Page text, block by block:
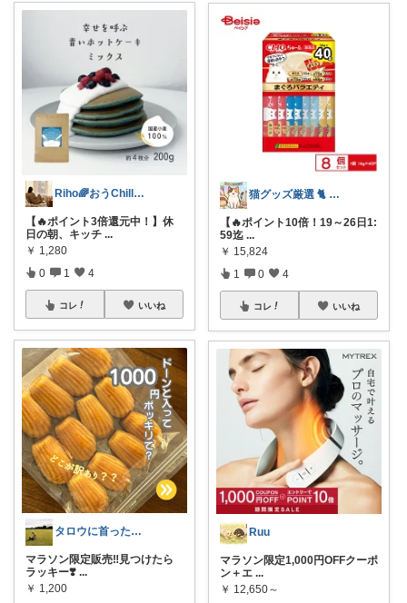
Riho🌈おうChill★グッズ
【🔥ポイント3倍還元中！】休
日の朝、キッチ ...
￥ 1,280
0 1 4
コレ いいね
タロウに首ったけ🌞朝コレ
マラソン限定販売‼️見つけたら
ラッキー❣️ ...
￥ 1,200
猫グッズ厳選 🐈 にゃん具市場 🌈
【🔥ポイント10倍！19～26日1:
59迄 ...
￥ 15,824
1 0 4
コレ いいね
Ruu
マラソン限定1,000円OFFクーポ
ン＋エ ...
￥ 12,650～